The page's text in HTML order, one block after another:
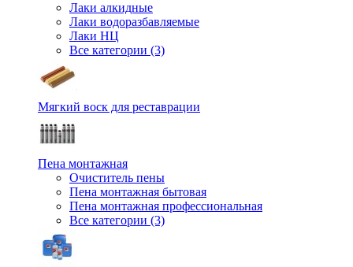
Лаки алкидные
Лаки водоразбавляемые
Лаки НЦ
Все категории (3)
Мягкий воск для реставрации
Пена монтажная
Очиститель пены
Пена монтажная бытовая
Пена монтажная профессиональная
Все категории (3)